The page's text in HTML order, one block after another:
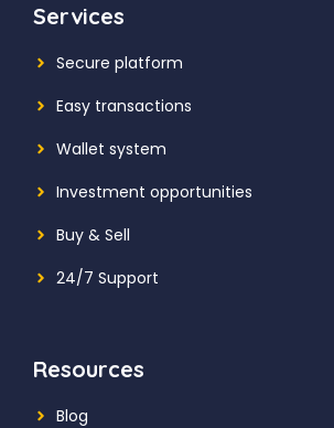
Services
Secure platform
Easy transactions
Wallet system
Investment opportunities
Buy & Sell
24/7 Support
Resources
Blog